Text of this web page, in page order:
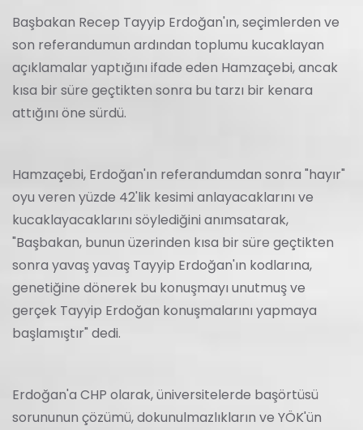
Başbakan Recep Tayyip Erdoğan'ın, seçimlerden ve
son referandumun ardından toplumu kucaklayan
açıklamalar yaptığını ifade eden Hamzaçebi, ancak
kısa bir süre geçtikten sonra bu tarzı bir kenara
attığını öne sürdü.
Hamzaçebi, Erdoğan'ın referandumdan sonra "hayır"
oyu veren yüzde 42'lik kesimi anlayacaklarını ve
kucaklayacaklarını söylediğini anımsatarak,
"Başbakan, bunun üzerinden kısa bir süre geçtikten
sonra yavaş yavaş Tayyip Erdoğan'ın kodlarına,
genetiğine dönerek bu konuşmayı unutmuş ve
gerçek Tayyip Erdoğan konuşmalarını yapmaya
başlamıştır" dedi.
Erdoğan'a CHP olarak, üniversitelerde başörtüsü
sorununun çözümü, dokunulmazlıkların ve YÖK'ün